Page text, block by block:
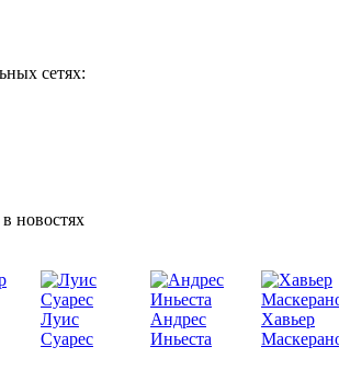
сетях:
новостях
Луис
Суарес
Андрес
Иньеста
Хавьер